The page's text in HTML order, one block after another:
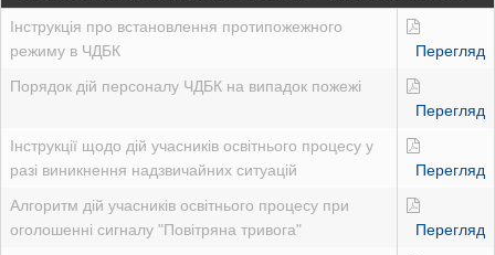
Інструкція про встановлення протипожежного
режиму в ЧДБК
Перегляд
Порядок дій персоналу ЧДБК на випадок пожежі
Перегляд
Інструкції щодо дій учасників освітнього процесу у
разі виникнення надзвичайних ситуацій
Перегляд
Алгоритм дій учасників освітнього процесу при
оголошенні сигналу "Повітряна тривога"
Перегляд